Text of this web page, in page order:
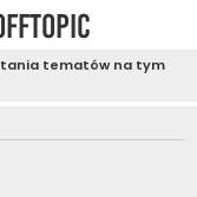
tematów na tym